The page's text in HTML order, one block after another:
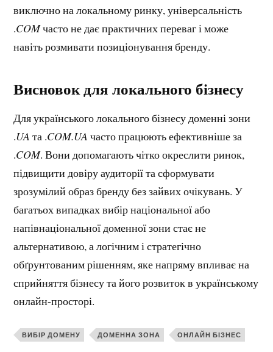
виключно на локальному ринку, універсальність
.COMчасто не дає практичних переваг і може
навіть розмивати позиціонування бренду.
Висновок для локального бізнесу
Для українського локального бізнесу доменні зони
.UAта .COM.UA часто працюють ефективніше за
.COM. Вони допомагають чітко окреслити ринок,
підвищити довіру аудиторії та сформувати
зрозумілий образ бренду без зайвих очікувань. У
багатьох випадках вибір національної або
напівнаціональної доменної зони стає не
альтернативою, а логічним і стратегічно
обґрунтованим рішенням, яке напряму впливає на
сприйняття бізнесу та його розвиток в українському
онлайн-просторі.
ВИБІР ДОМЕНУ ДОМЕННА ЗОНА ОНЛАЙН БІЗНЕС